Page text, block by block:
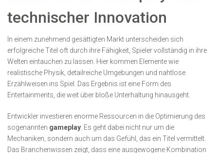
technischer Innovation
In einem zunehmend gesättigten Markt unterscheiden sich
erfolgreiche Titel oft durch ihre Fähigkeit, Spieler vollständig in ihre
Welten eintauchen zu lassen. Hier kommen Elemente wie
realistische Physik, detailreiche Umgebungen und nahtlose
Erzählweisen ins Spiel. Das Ergebnis ist eine Form des
Entertainments, die weit über bloße Unterhaltung hinausgeht.
Entwickler investieren enorme Ressourcen in die Optimierung des
sogenannten gameplay . Es geht dabei nicht nur um die
Mechaniken, sondern auch um das Gefühl, das ein Titel vermittelt.
Das Branchenwissen zeigt, dass eine ausgewogene Kombination